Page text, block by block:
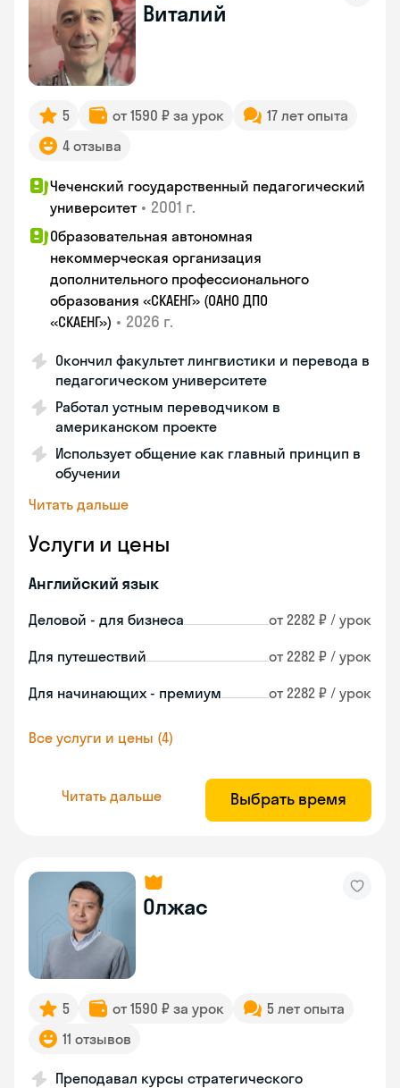
Виталий
5 от 1590 ₽ за урок
17 лет опыта
4 отзыва
Чеченский государственный педагогический
университет • 2001 г.
Образовательная автономная
некоммерческая организация
дополнительного профессионального
образования «СКАЕНГ» (ОАНО ДПО
«СКАЕНГ») • 2026 г.
Окончил факультет лингвистики и перевода в
педагогическом университете
Работал устным переводчиком в
американском проекте
Использует общение как главный принцип в
обучении
Читать дальше
Услуги и цены
Английский язык
Деловой - для бизнеса от 2282 ₽ / урок
Для путешествий от 2282 ₽ / урок
Для начинающих - премиум от 2282 ₽ / урок
Все услуги и цены (4)
Читать дальше Выбрать время
Олжас
5 от 1590 ₽ за урок
5 лет опыта
11 отзывов
Преподавал курсы стратегического